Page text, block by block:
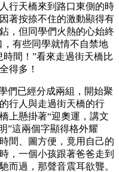
行天橋來到路口東側的時
著按捺不住的激動顯得有
，但同學們火熱的心始終
，有些同學就情不自禁地
間！”看來走過街天橋比
得多！
們已經分成兩組，開始聚
行人與走過街天橋的行
上懸掛著“迎奧運，講文
”這兩個字顯得格外耀
間、圖方便，竟用自己的
，一個小孩跟著爸爸走到
而過，那聲音震耳欲聾。